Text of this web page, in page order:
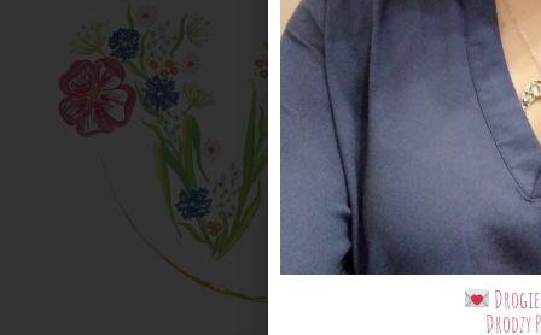
Drodzy